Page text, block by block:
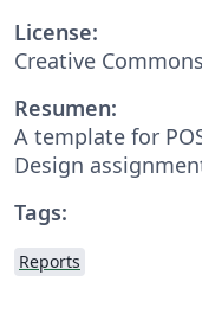
License:
Creative
Resumen:
A template for
Design
Tags:
Reports